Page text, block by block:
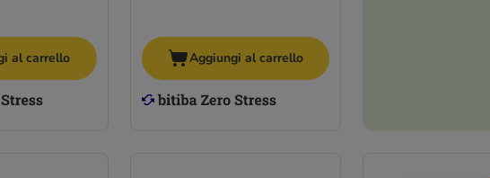
al carrello Aggiungi al carrello